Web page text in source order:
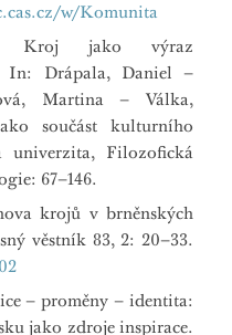
w/Komunita
Kroj jako výraz
In: Drápala, Daniel –
Martina – Válka,
součást kulturního
univerzita, Filozofická
67–146.
krojů v brněnských
věstník 83, 2: 20–33.
– proměny – identita:
jako zdroje inspirace.